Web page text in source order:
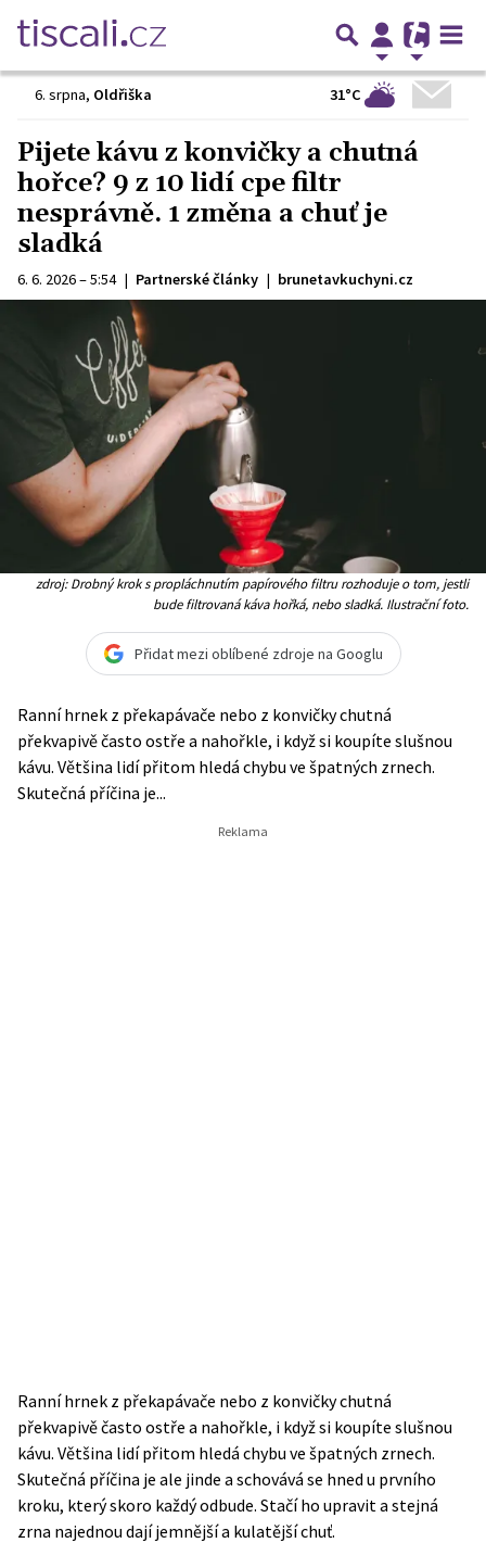
6. srpna, Oldřiška 31°C
Pijete kávu z konvičky a chutná
hořce? 9 z 10 lidí cpe filtr
nesprávně. 1 změna a chuť je
sladká
6. 6. 2026 – 5:54 | Partnerské články | brunetavkuchyni.cz
zdroj: Drobný krok s propláchnutím papírového filtru rozhoduje o tom, jestli
bude filtrovaná káva hořká, nebo sladká. Ilustrační foto.
Přidat mezi oblíbené zdroje na Googlu
Ranní hrnek z překapávače nebo z konvičky chutná
překvapivě často ostře a nahořkle, i když si koupíte slušnou
kávu. Většina lidí přitom hledá chybu ve špatných zrnech.
Skutečná příčina je...
Ranní hrnek z překapávače nebo z konvičky chutná
překvapivě často ostře a nahořkle, i když si koupíte slušnou
kávu. Většina lidí přitom hledá chybu ve špatných zrnech.
Skutečná příčina je ale jinde a schovává se hned u prvního
kroku, který skoro každý odbude. Stačí ho upravit a stejná
zrna najednou dají jemnější a kulatější chuť.